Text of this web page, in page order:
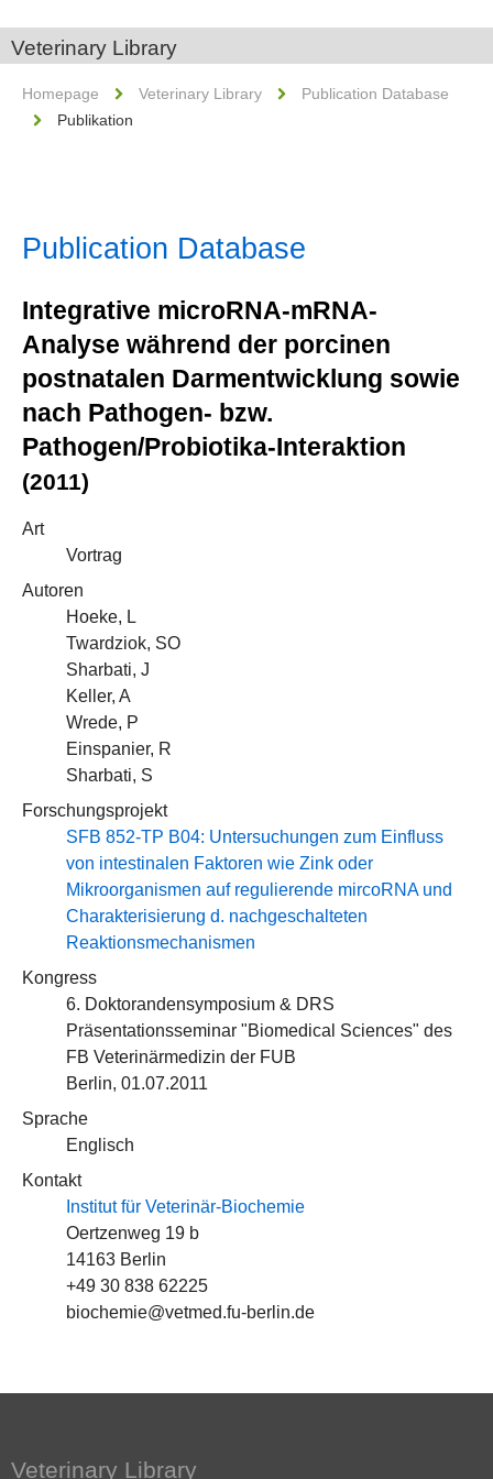
Veterinary Library
Homepage Veterinary Library
Publication Database
Publikation
Publication Database
Integrative microRNA-mRNA-
Analyse während der porcinen
postnatalen Darmentwicklung sowie
nach Pathogen- bzw.
Pathogen/Probiotika-Interaktion
(2011)
Art
Vortrag
Autoren
Hoeke, L
Twardziok, SO
Sharbati, J
Keller, A
Wrede, P
Einspanier, R
Sharbati, S
Forschungsprojekt
SFB 852-TP B04: Untersuchungen zum Einfluss
von intestinalen Faktoren wie Zink oder
Mikroorganismen auf regulierende mircoRNA und
Charakterisierung d. nachgeschalteten
Reaktionsmechanismen
Kongress
6. Doktorandensymposium & DRS
Präsentationsseminar "Biomedical Sciences" des
FB Veterinärmedizin der FUB
Berlin, 01.07.2011
Sprache
Englisch
Kontakt
Institut für Veterinär-Biochemie
Oertzenweg 19 b
14163 Berlin
+49 30 838 62225
biochemie@vetmed.fu-berlin.de
Veterinary Library